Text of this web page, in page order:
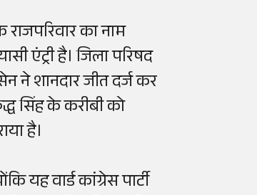
का नाम
एंट्री है। जिला परिषद
ने शानदार जीत दर्ज कर
सिंह के करीबी को
है।
यह वार्ड कांग्रेस पार्टी